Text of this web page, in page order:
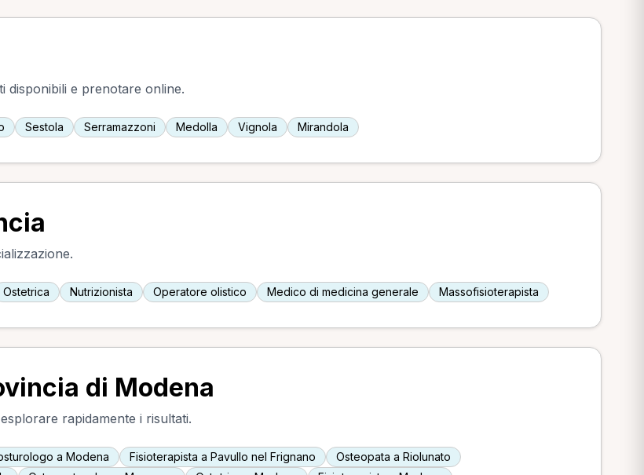
disponibili e prenotare online.
Sestola Serramazzoni Medolla Vignola Mirandola
Ostetrica Nutrizionista Operatore olistico Medico di medicina generale Massofisioterapista
di Modena
rapidamente i risultati.
a Modena Fisioterapista a Pavullo nel Frignano
Osteopata a Riolunato